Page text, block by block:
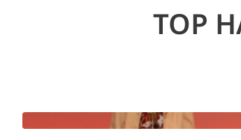
TOP